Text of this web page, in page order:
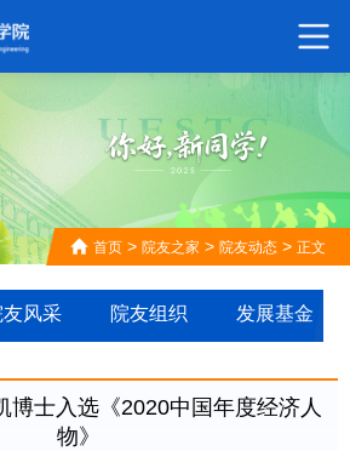
首页 > 院友之家 > 院友动态 > 正文
友风采 院友组织 发展基金
博士入选《2020中国年度经济人
物》